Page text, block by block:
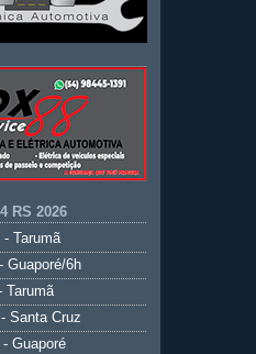
RS 2026
- Tarumã
Guaporé/6h
Tarumã
Santa Cruz
Guaporé